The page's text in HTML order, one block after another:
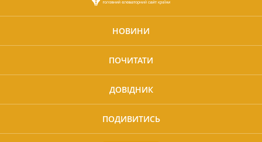
НОВИНИ
ПОЧИТАТИ
ДОВІДНИК
ПОДИВИТИСЬ